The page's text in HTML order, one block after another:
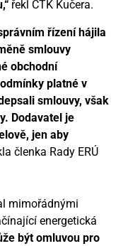
řekl ČTK Kučera.
řízení hájila
smlouvy
obchodní
platné v
smlouvy, však
Dodavatel je
jen aby
členka Rady ERÚ
mimořádnými
energetická
být omluvou pro